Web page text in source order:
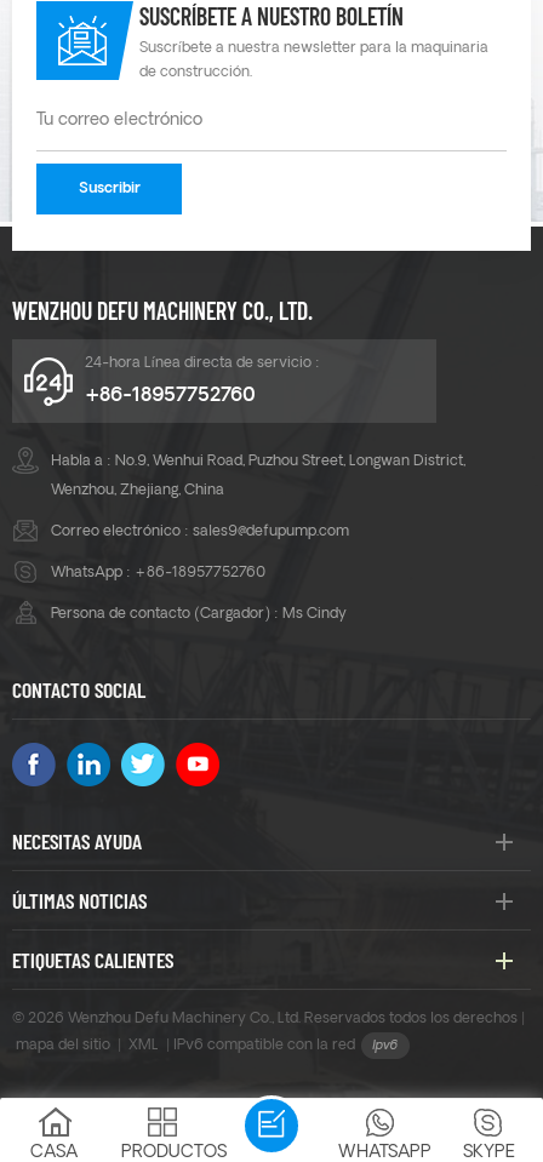
SUSCRÍBETE A NUESTRO BOLETÍN
Suscríbete a nuestra newsletter para la maquinaria
de construcción.
WENZHOU DEFU MACHINERY CO., LTD.
24-hora Línea directa de servicio :
+86-18957752760
Habla a : No.9, Wenhui Road, Puzhou Street, Longwan District,
Wenzhou, Zhejiang, China
Correo electrónico : sales9@defupump.com
WhatsApp : +86-18957752760
Persona de contacto (Cargador) : Ms Cindy
CONTACTO SOCIAL
NECESITAS AYUDA
ÚLTIMAS NOTICIAS
ETIQUETAS CALIENTES
© 2026 Wenzhou Defu Machinery Co., Ltd. Reservados todos los derechos |
mapa del sitio
XML IPv6 compatible con la red
CASA PRODUCTOS SKYPE
WHATSAPP